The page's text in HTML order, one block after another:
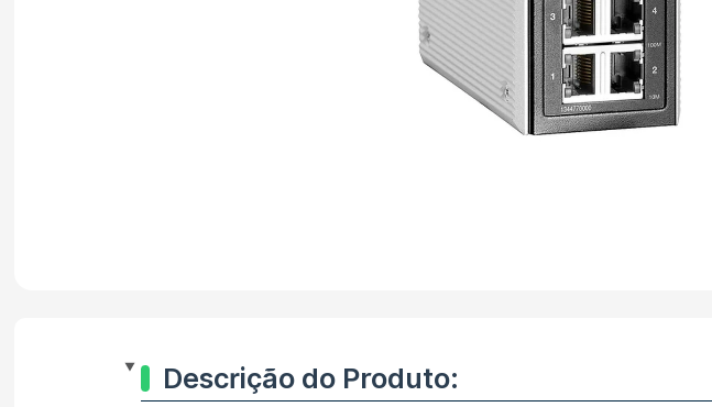
Descrição do Produto: